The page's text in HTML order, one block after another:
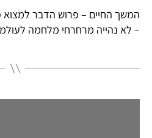
המשך החיים – פרוש הדבר למצוא
– לא נהייה מרחרחי מלחמה